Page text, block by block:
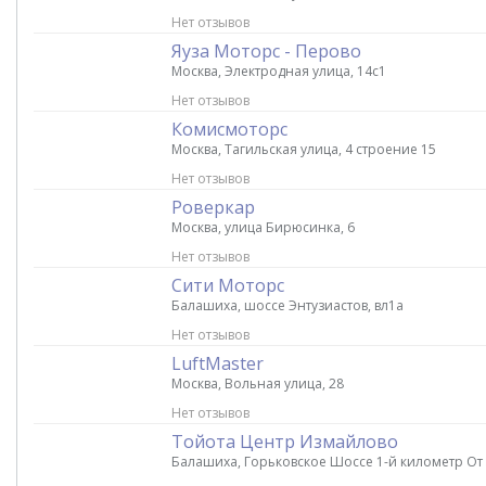
Нет отзывов
Яуза Моторс - Перово
Москва, Электродная улица, 14с1
Нет отзывов
Комисмоторс
Москва, Тагильская улица, 4 строение 15
Нет отзывов
Роверкар
Москва, улица Бирюсинка, 6
Нет отзывов
Сити Моторс
Балашиха, шоссе Энтузиастов, вл1а
Нет отзывов
LuftMaster
Москва, Вольная улица, 28
Нет отзывов
Тойота Центр Измайлово
Балашиха, Горьковское Шоссе 1-й километр